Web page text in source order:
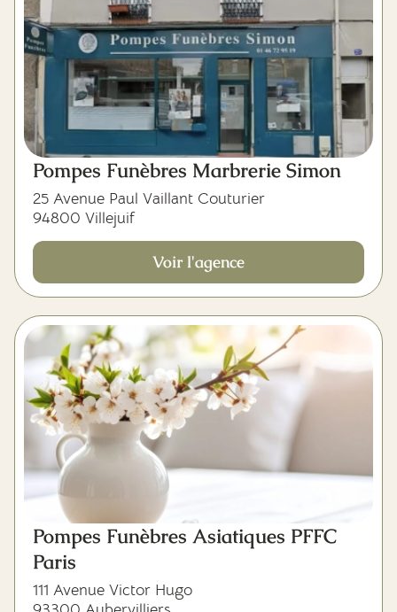
Pompes Funèbres Marbrerie Simon
25 Avenue Paul Vaillant Couturier
94800 Villejuif
Voir l'agence
Pompes Funèbres Asiatiques PFFC
Paris
111 Avenue Victor Hugo